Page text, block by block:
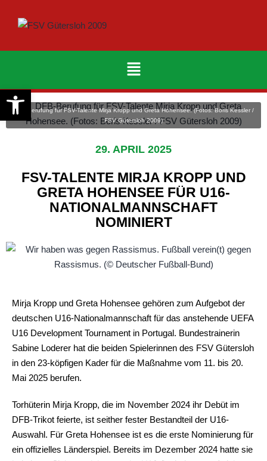
DFB-Berufung für FSV-Talente Mirja Kropp und Greta Hohensee. (Fotos: Boris Kessler /
FSV Gütersloh 2009)
29. APRIL 2025
FSV-TALENTE MIRJA KROPP UND
GRETA HOHENSEE FÜR U16-
NATIONALMANNSCHAFT
NOMINIERT
Mirja Kropp und Greta Hohensee gehören zum Aufgebot der
deutschen U16-Nationalmannschaft für das anstehende UEFA
U16 Development Tournament in Portugal. Bundestrainerin
Sabine Loderer hat die beiden Spielerinnen des FSV Gütersloh
in den 23-köpfigen Kader für die Maßnahme vom 11. bis 20.
Mai 2025 berufen.
Torhüterin Mirja Kropp, die im November 2024 ihr Debüt im
DFB-Trikot feierte, ist seither fester Bestandteil der U16-
Auswahl. Für Greta Hohensee ist es die erste Nominierung für
ein offizielles Länderspiel. Bereits im Dezember 2024 hatte sie
Werkzeugleiste öffnen